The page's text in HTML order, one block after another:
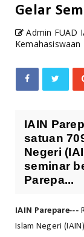
Gelar
Admin FUAD
Kemahasiswaan
IAIN
satuan
Negeri
seminar
Parepa...
IAIN Parepare---
Islam Negeri